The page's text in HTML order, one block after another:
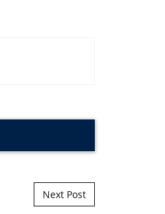
Next Post